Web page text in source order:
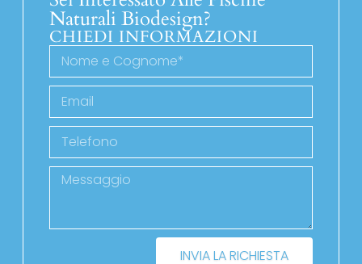
Naturali Biodesign?
CHIEDI INFORMAZIONI
INVIA LA RICHIESTA